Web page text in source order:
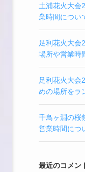
土浦花火大会
業時間につい
足利花火大会
場所や営業時
足利花火大会
めの場所をラ
千鳥ヶ淵の桜
営業時間につ
最近のコメン